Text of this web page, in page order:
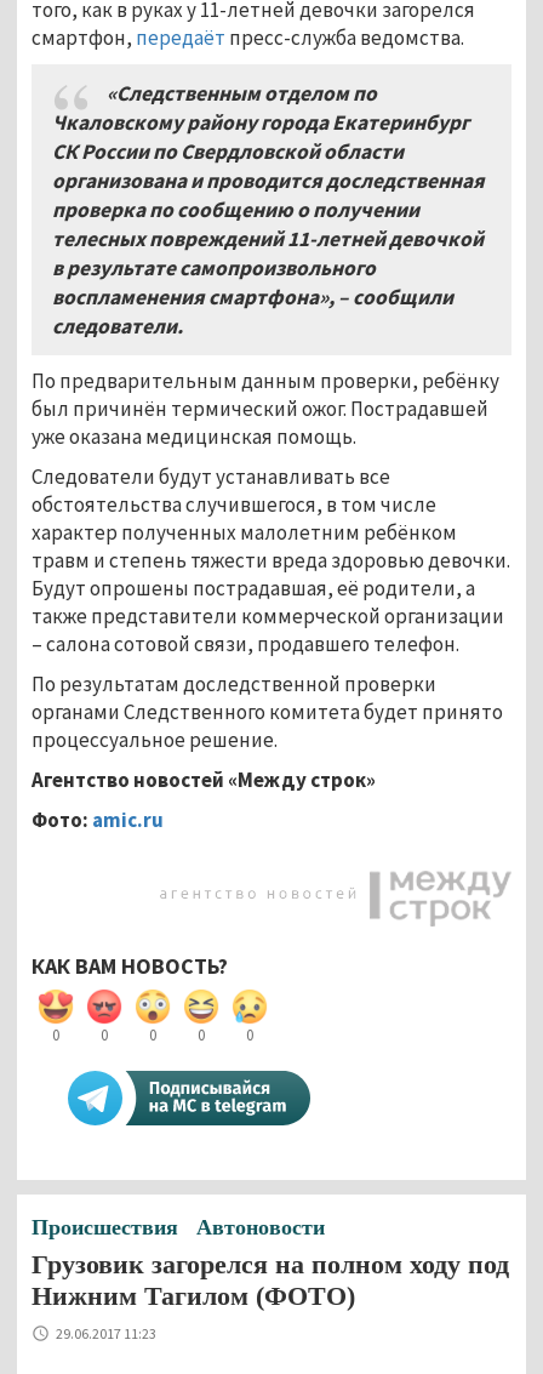
того, как в руках у 11-летней девочки загорелся
смартфон, передаёт пресс-служба ведомства.
«Следственным отделом по
Чкаловскому району города Екатеринбург
СК России по Свердловской области
организована и проводится доследственная
проверка по сообщению о получении
телесных повреждений 11-летней девочкой
в результате самопроизвольного
воспламенения смартфона», – сообщили
следователи.
По предварительным данным проверки, ребёнку
был причинён термический ожог. Пострадавшей
уже оказана медицинская помощь.
Следователи будут устанавливать все
обстоятельства случившегося, в том числе
характер полученных малолетним ребёнком
травм и степень тяжести вреда здоровью девочки.
Будут опрошены пострадавшая, её родители, а
также представители коммерческой организации
– салона сотовой связи, продавшего телефон.
По результатам доследственной проверки
органами Следственного комитета будет принято
процессуальное решение.
Агентство новостей «Между строк»
Фото: amic.ru
КАК ВАМ НОВОСТЬ?
0 0 0 0 0
Происшествия Автоновости
Грузовик загорелся на полном ходу под
Нижним Тагилом (ФОТО)
29.06.2017 11:23